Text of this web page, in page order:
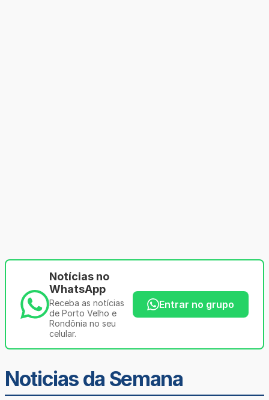
Notícias no
WhatsApp
Receba as notícias
de Porto Velho e
Rondônia no seu
celular.
Entrar no grupo
Noticias da Semana